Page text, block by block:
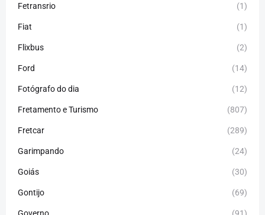
Fetransrio (1)
Fiat (1)
Flixbus (2)
Ford (14)
Fotógrafo do dia (12)
Fretamento e Turismo (807)
Fretcar (289)
Garimpando (24)
Goiás (30)
Gontijo (69)